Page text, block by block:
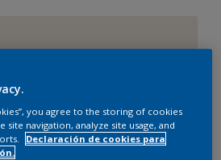
5 litros
you agree to the storing of cookies
navigation, analyze site usage, and
Declaración de cookies para